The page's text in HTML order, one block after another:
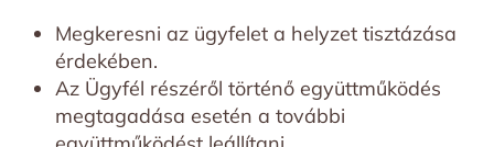
Megkeresni az ügyfelet a helyzet tisztázása
érdekében.
Az Ügyfél részéről történő együttműködés
megtagadása esetén a további